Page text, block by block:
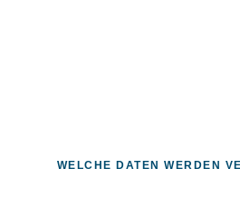
WELCHE DATEN WERDEN